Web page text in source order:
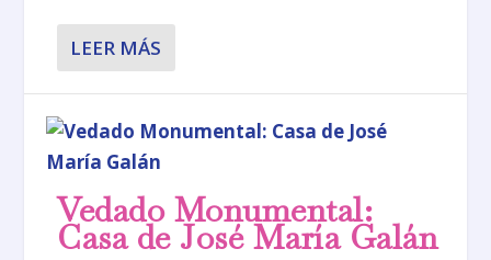
LEER MÁS
Vedado Monumental:
Casa de José María Galán